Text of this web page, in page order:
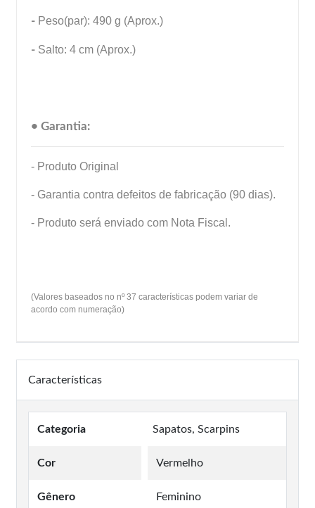
- Peso(par): 490 g (Aprox.)
- Salto: 4 cm (Aprox.)
• Garantia:
- Produto Original
- Garantia contra defeitos de fabricação (90 dias).
- Produto será enviado com Nota Fiscal.
(Valores baseados no nº 37 características podem variar de
acordo com numeração)
Características
Categoria Sapatos, Scarpins
Cor Vermelho
Gênero Feminino